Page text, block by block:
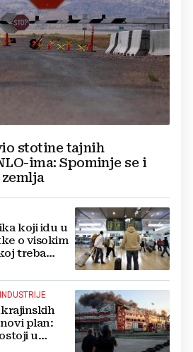
stotine tajnih
ima: Spominje se i
koji idu u
o visokim
treba
plan:
u